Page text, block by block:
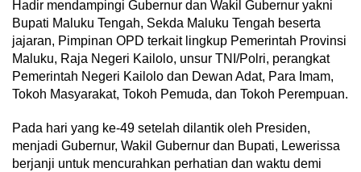
Hadir mendampingi Gubernur dan Wakil Gubernur yakni
Bupati Maluku Tengah, Sekda Maluku Tengah beserta
jajaran, Pimpinan OPD terkait lingkup Pemerintah Provinsi
Maluku, Raja Negeri Kailolo, unsur TNI/Polri, perangkat
Pemerintah Negeri Kailolo dan Dewan Adat, Para Imam,
Tokoh Masyarakat, Tokoh Pemuda, dan Tokoh Perempuan.
Pada hari yang ke-49 setelah dilantik oleh Presiden,
menjadi Gubernur, Wakil Gubernur dan Bupati, Lewerissa
berjanji untuk mencurahkan perhatian dan waktu demi